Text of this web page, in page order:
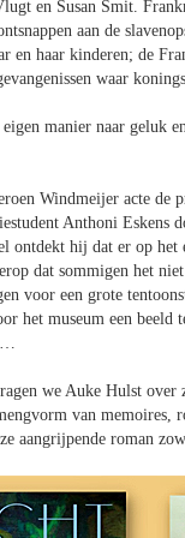
en Susan Smit.
aan de
haar kinderen; de
waar
manier naar geluk
Windmeijer acte de
Anthoni Eskens
ontdekt hij dat er op
dat sommigen het
voor een grote
het museum een beeld
we Auke Hulst over
van memoires,
aangrijpende roman